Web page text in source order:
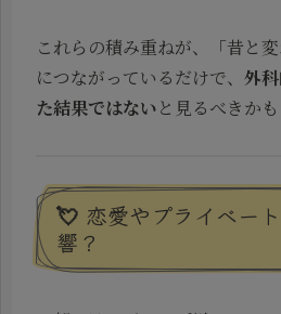
これらの積み重ねが、「昔と
につながっているだけで、 外
た結果ではないと見るべきかも
💘 恋愛やプライベー
響？